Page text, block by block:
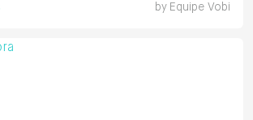
by Equipe Vobi